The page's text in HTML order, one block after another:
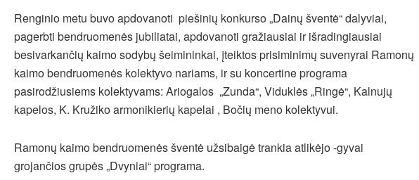
Renginio metu buvo apdovanoti piešinių konkurso „Dainų šventė“ dalyviai,
pagerbti bendruomenės jubiliatai, apdovanoti gražiausiai ir išradingiausiai
besivarkančių kaimo sodybų šeimininkai, įteiktos prisiminimų suvenyrai Ramonų
kaimo bendruomenės kolektyvo nariams, ir su koncertine programa
pasirodžiusiems kolektyvams: Ariogalos „Zunda“, Viduklės „Ringė“, Kalnujų
kapelos, K. Kružiko armonikierių kapelai , Bočių meno kolektyvui.
Ramonų kaimo bendruomenės šventė užsibaigė trankia atlikėjo -gyvai
grojančios grupės „Dvyniai“ programa.